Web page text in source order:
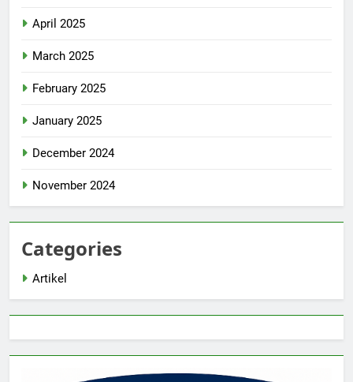
April 2025
March 2025
February 2025
January 2025
December 2024
November 2024
Categories
Artikel